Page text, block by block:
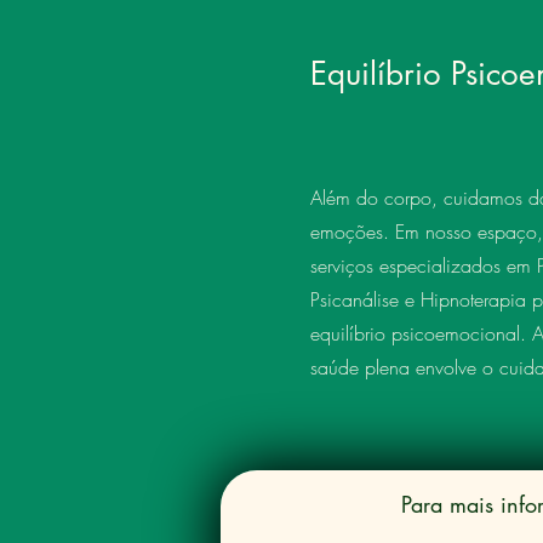
Equilíbrio
Além do corpo, cuidamos
emoções. Em nosso
serviços especializados em
Psicanálise e Hipnoterapia
equilíbrio psicoemocional.
saúde plena envolve o
Para mais